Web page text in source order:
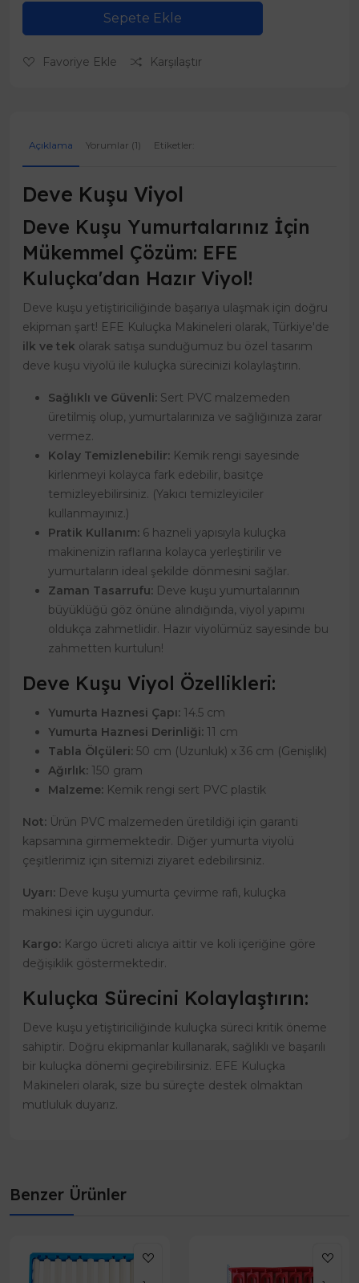
Sepete Ekle
Favoriye Ekle Karşılaştır
Açıklama Yorumlar (1) Etiketler:
Deve Kuşu Viyol
Deve Kuşu Yumurtalarınız İçin
Mükemmel Çözüm: EFE
Kuluçka'dan Hazır Viyol!
Deve kuşu yetiştiriciliğinde başarıya ulaşmak için doğru
ekipman şart! EFE Kuluçka Makineleri olarak, Türkiye'de
ilk ve tek olarak satışa sunduğumuz bu özel tasarım
deve kuşu viyolü ile kuluçka sürecinizi kolaylaştırın.
Sağlıklı ve Güvenli: Sert PVC malzemeden
üretilmiş olup, yumurtalarınıza ve sağlığınıza zarar
vermez.
Kolay Temizlenebilir: Kemik rengi sayesinde
kirlenmeyi kolayca fark edebilir, basitçe
temizleyebilirsiniz. (Yakıcı temizleyiciler
kullanmayınız.)
Pratik Kullanım: 6 hazneli yapısıyla kuluçka
makinenizin raflarına kolayca yerleştirilir ve
yumurtaların ideal şekilde dönmesini sağlar.
Zaman Tasarrufu: Deve kuşu yumurtalarının
büyüklüğü göz önüne alındığında, viyol yapımı
oldukça zahmetlidir. Hazır viyolümüz sayesinde bu
zahmetten kurtulun!
Deve Kuşu Viyol Özellikleri:
Yumurta Haznesi Çapı: 14.5 cm
Yumurta Haznesi Derinliği: 11 cm
Tabla Ölçüleri: 50 cm (Uzunluk) x 36 cm (Genişlik)
Ağırlık: 150 gram
Malzeme: Kemik rengi sert PVC plastik
Not: Ürün PVC malzemeden üretildiği için garanti
kapsamına girmemektedir. Diğer yumurta viyolü
çeşitlerimiz için sitemizi ziyaret edebilirsiniz.
Uyarı: Deve kuşu yumurta çevirme rafı, kuluçka
makinesi için uygundur.
Kargo: Kargo ücreti alıcıya aittir ve koli içeriğine göre
değişiklik göstermektedir.
Kuluçka Sürecini Kolaylaştırın:
Deve kuşu yetiştiriciliğinde kuluçka süreci kritik öneme
sahiptir. Doğru ekipmanlar kullanarak, sağlıklı ve başarılı
bir kuluçka dönemi geçirebilirsiniz. EFE Kuluçka
Makineleri olarak, size bu süreçte destek olmaktan
mutluluk duyarız.
Benzer Ürünler